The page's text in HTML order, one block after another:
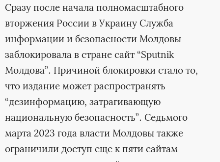
Сразу после начала полномасштабного
вторжения России в Украину Служба
информации и безопасности Молдовы
заблокировала в стране сайт “Sputnik
Молдова”. Причиной блокировки стало то,
что издание может распространять
“дезинформацию, затрагивающую
национальную безопасность”. Седьмого
марта 2023 года власти Молдовы также
ограничили доступ еще к пяти сайтам